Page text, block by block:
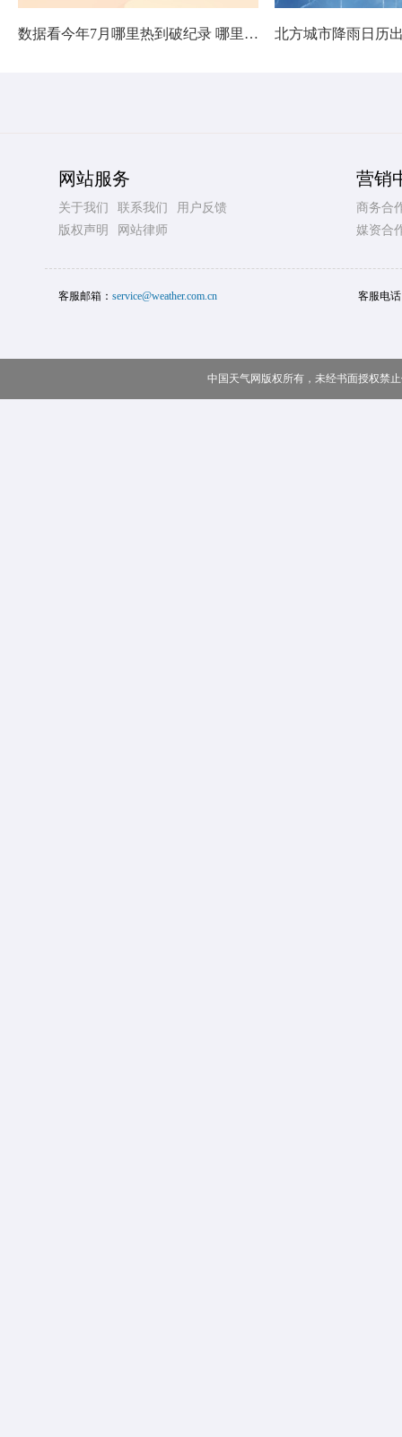
数据看今年7月哪里热到破纪录 哪里暑热连轴转
网站服务
关于我们 联系我们
用户反馈
版权声明
网站律师
营销
商务合
媒资合
客服邮箱： service@weather.com.cn 客服电
中国天气网版权所有，未经书面授权